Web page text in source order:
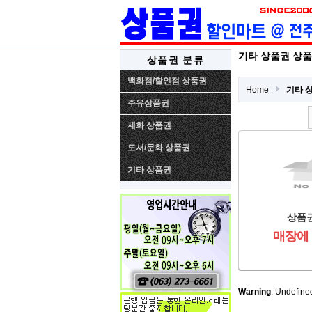
상품권 분류
백화점/할인점 상품권
주유상품권
제화 상품권
도서/문화 상품권
기타 상품권
기타 상품권 상
Home 기타
상품
매장에
Warning: